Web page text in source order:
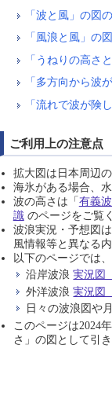
「波と風」の図
「風浪と風」の
「うねりの高さ
「多方向から波
「流れで波が険
ご利用上の注意点
拡大図は日本周辺
海氷がある場合、
波の高さは「 有義
識のページをご覧
波浪実況・予想図
風情報等と異なる
以下のページでは
沿岸波浪実況図
外洋波浪実況図
日々の波浪図や
このページは2024
さ」の図として引